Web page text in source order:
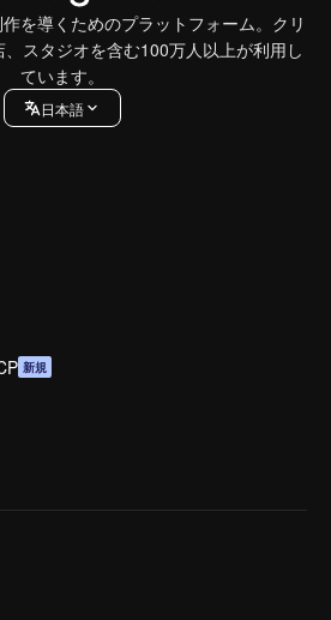
を導くためのプラットフォーム。クリ
スタジオを含む100万人以上が利用し
ています。
日本語
新規